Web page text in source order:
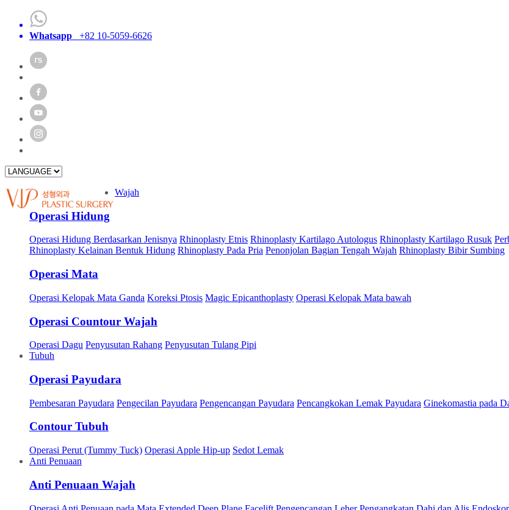
Whatsapp +82 10-5059-6626
Wajah
Operasi Hidung
Operasi Hidung Berdasarkan Jenisnya Rhinoplasty Etnis Rhinoplasty Kartilago Autologus Rhinoplasty Kartilago Rusuk
Rhinoplasty Kelainan Bentuk Hidung Rhinoplasty Pada Pria Penonjolan Bagian Tengah Wajah Rhinoplasty Bibir Sumbing
Operasi Mata
Operasi Kelopak Mata Ganda Koreksi Ptosis Magic Epicanthoplasty Operasi Kelopak Mata bawah
Operasi Countour Wajah
Operasi Dagu Penyusutan Rahang Penyusutan Tulang Pipi
Tubuh
Operasi Payudara
Pembesaran Payudara Pengecilan Payudara Pengencangan Payudara Pencangkokan Lemak Payudara Ginekomastia pada
Contour Tubuh
Operasi Perut (Tummy Tuck) Operasi Apple Hip-up Sedot Lemak
Anti Penuaan
Anti Penuaan Wajah